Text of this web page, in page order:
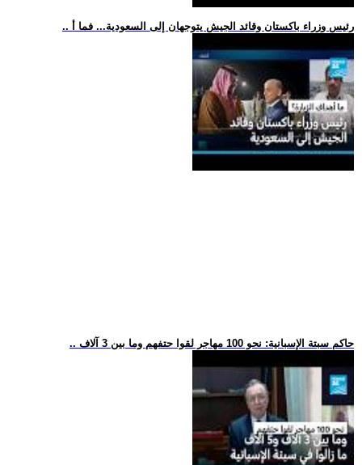
.. رئيس وزراء باكستان وقائد الجيش يتوجهان إلى السعودية... فما أ
.. حاكم سبتة الإسبانية: نحو 100 مهاجر لقوا حتفهم وما بين 3 آلاف